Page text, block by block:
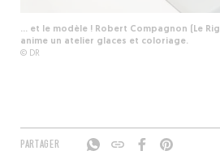
… et le modèle ! Robert Compagnon (Le
anime un atelier glaces et coloriage.
© DR
PARTAGER